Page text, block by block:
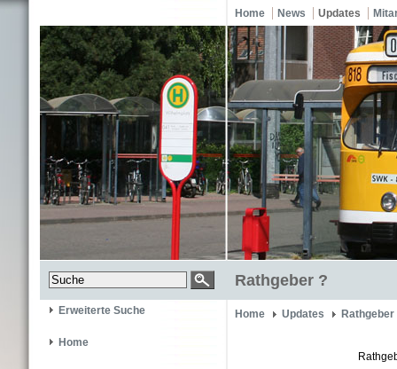
Home News Updates
Rathgeber ?
Erweiterte Suche
Home
Home Updates Rathgeber